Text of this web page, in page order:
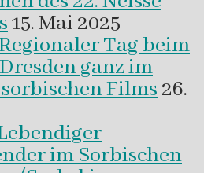
15. Mai 2025
Tag beim
ganz im
Films26.
im Sorbischen